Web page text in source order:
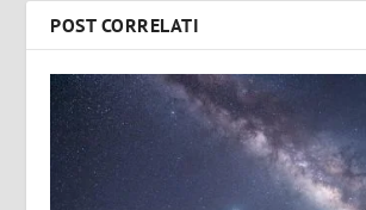
POST CORRELATI